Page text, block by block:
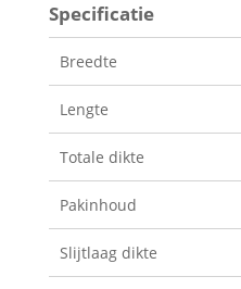
Specificatie
Breedte
Lengte
Totale dikte
Pakinhoud
Slijtlaag dikte